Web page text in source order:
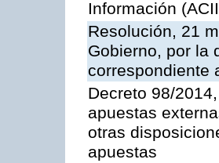
Información
Resolución, 21
Gobierno, por la
correspondiente
Decreto 98/
apuestas
otras
apuestas